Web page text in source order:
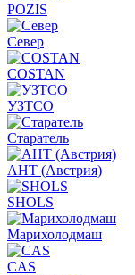
POZIS
Север
COSTAN
УЗТСО
Старатель
АНТ (Австрия)
SHOLS
Марихолодмаш
CAS